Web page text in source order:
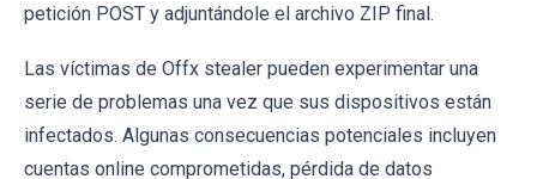
petición POST y adjuntándole el archivo ZIP final.
Las víctimas de Offx stealer pueden experimentar una
serie de problemas una vez que sus dispositivos están
infectados. Algunas consecuencias potenciales incluyen
cuentas online comprometidas, pérdida de datos